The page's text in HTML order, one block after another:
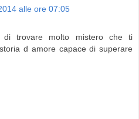
alle ore 07:05
trovare molto mistero che ti
d amore capace di superare